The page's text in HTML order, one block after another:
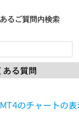
るご質問内検索
のチャートの表